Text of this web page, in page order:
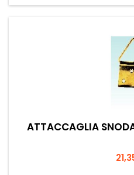
ATTACCAGLIA